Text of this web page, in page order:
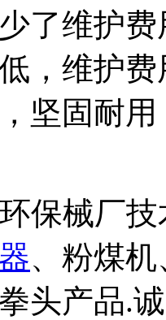
了维护
，维护
坚固耐
保械厂技
、粉煤
头产品.